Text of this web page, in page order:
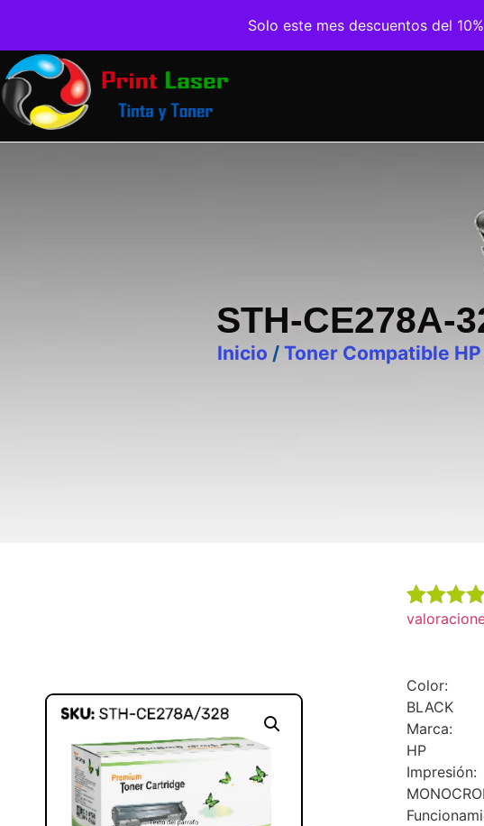
Solo este mes descuentos del
STH-CE278A-
Inicio / Toner Compatible HP
Valorado
en
2
de
Color:
BLACK
Marca:
HP
Impresión: